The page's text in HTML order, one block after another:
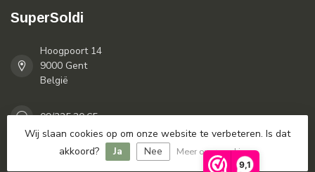
9,1
SuperSoldi
Hoogpoort 14
9000 Gent
België
09/225.30.65
info@supersoldi.be
Wij slaan cookies op om onze website te verbeteren. Is dat
akkoord?
Ja Nee Meer over cookies »